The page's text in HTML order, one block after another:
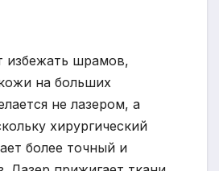
избежать шрамов,
на больших
не лазером, а
хирургический
более точный и